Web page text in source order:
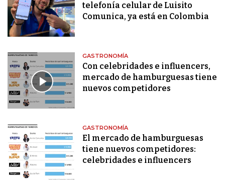
telefonía celular de Luisito
Comunica, ya está en Colombia
GASTRONOMÍA
Con celebridades e influencers,
mercado de hamburguesas tiene
nuevos competidores
GASTRONOMÍA
El mercado de hamburguesas
tiene nuevos competidores:
celebridades e influencers